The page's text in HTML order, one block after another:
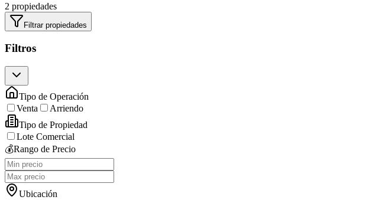
2 propiedades
Filtrar propiedades
Filtros
Tipo de Operación
Venta
Arriendo
Tipo de Propiedad
Lote Comercial
💰Rango de Precio
Ubicación